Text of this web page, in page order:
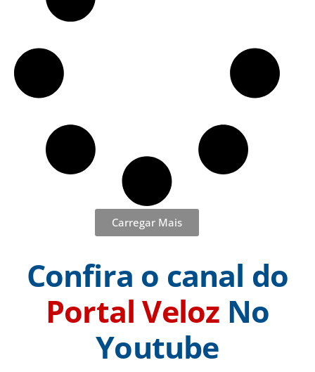
Carregar Mais
Confira o canal do
Portal Veloz No
Youtube